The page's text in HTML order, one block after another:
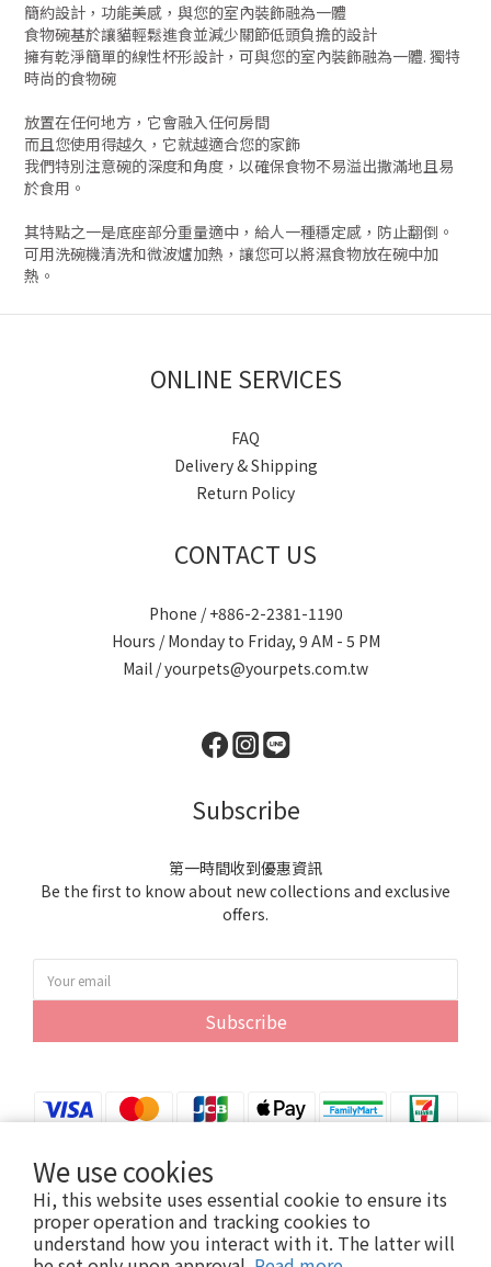
We use cookies
Hi, this website uses essential cookie to ensure its
proper operation and tracking cookies to
understand how you interact with it. The latter will
簡約設計，功能美感，與您的室內裝飾融為一體
食物碗基於讓貓輕鬆進食並減少關節低頭負擔的設計
擁有乾淨簡單的線性杯形設計，可與您的室內裝飾融為一體. 獨特
時尚的食物碗
放置在任何地方，它會融入任何房間
而且您使用得越久，它就越適合您的家飾
我們特別注意碗的深度和角度，以確保食物不易溢出撒滿地且易
於食用。
其特點之一是底座部分重量適中，給人一種穩定感，防止翻倒。
可用洗碗機清洗和微波爐加熱，讓您可以將濕食物放在碗中加
熱。
ONLINE SERVICES
FAQ
Delivery & Shipping
Return Policy
CONTACT US
Phone / +886-2-2381-1190
Hours / Monday to Friday, 9 AM - 5 PM
Mail / yourpets@yourpets.com.tw
Subscribe
第一時間收到優惠資訊
Be the first to know about new collections and exclusive
offers.
Subscribe
Copyright© 2024 紫雲貿易股份有限公司